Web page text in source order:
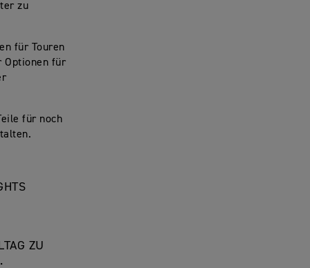
zu
für Touren
Optionen für
für noch
ZU